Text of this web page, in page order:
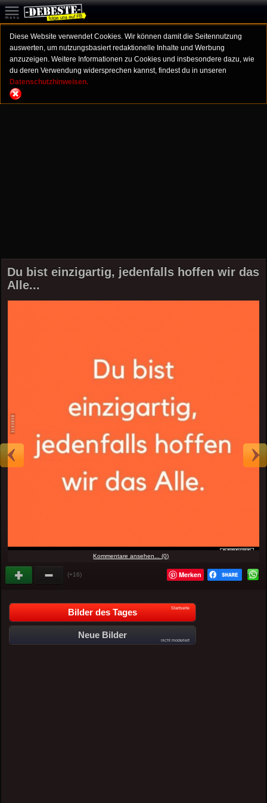
Diese Website verwendet Cookies. Wir können damit die Seitennutzung
auswerten, um nutzungsbasiert redaktionelle Inhalte und Werbung
anzuzeigen. Weitere Informationen zu Cookies und insbesondere dazu, wie
du deren Verwendung widersprechen kannst, findest du in unseren
Datenschutzhinweisen.
Du bist einzigartig, jedenfalls hoffen wir das
Alle...
Kommentare ansehen... (0)
(+16) Merken
Bilder des Tages Startseite
Neue Bilder
nicht moderiert